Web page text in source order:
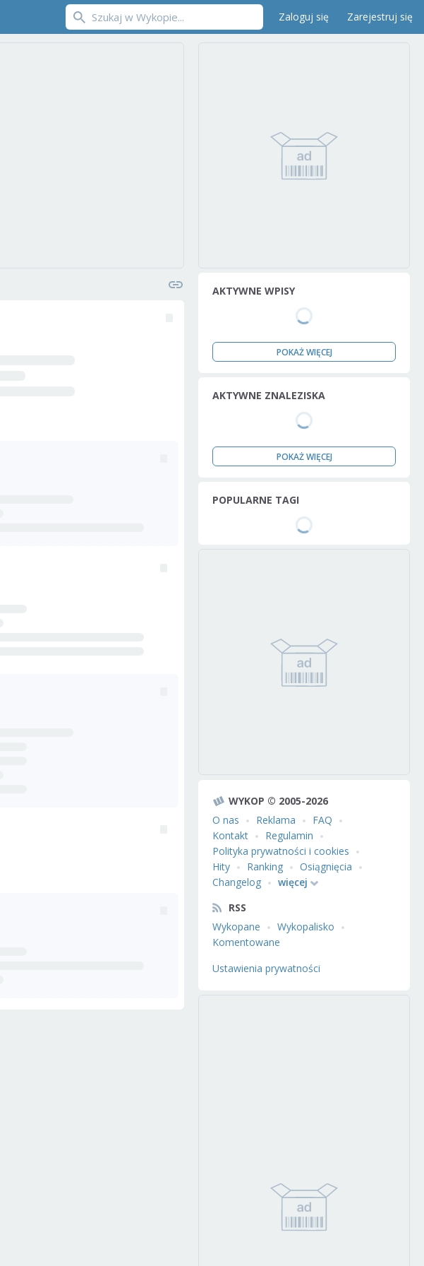
Zaloguj się Zarejestruj się
AKTYWNE WPISY
POKAŻ WIĘCEJ
AKTYWNE ZNALEZISKA
POKAŻ WIĘCEJ
POPULARNE TAGI
WYKOP © 2005-2026
O nas
Reklama
FAQ
Kontakt
Regulamin
Polityka prywatności i cookies
Hity
Ranking
Osiągnięcia
Changelog
więcej
RSS
Wykopane
Wykopalisko
Komentowane
Ustawienia prywatności